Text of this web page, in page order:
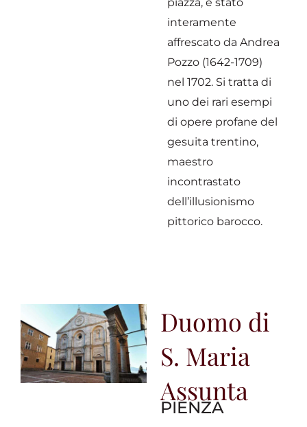
interamente
affrescato da Andrea
Pozzo (1642-1709)
nel 1702. Si tratta di
uno dei rari esempi
di opere profane del
gesuita trentino,
maestro
incontrastato
dell’illusionismo
pittorico barocco.
Duomo di
S. Maria
Assunta
PIENZA